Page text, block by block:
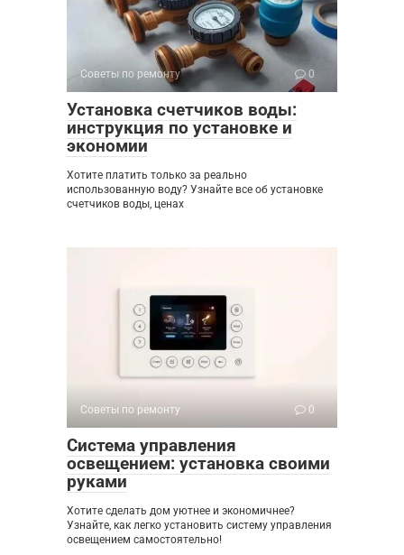
Советы по ремонту 0
Установка счетчиков воды:
инструкция по установке и
экономии
Хотите платить только за реально
использованную воду? Узнайте все об установке
счетчиков воды, ценах
Советы по ремонту 0
Система управления
освещением: установка своими
руками
Хотите сделать дом уютнее и экономичнее?
Узнайте, как легко установить систему управления
освещением самостоятельно!